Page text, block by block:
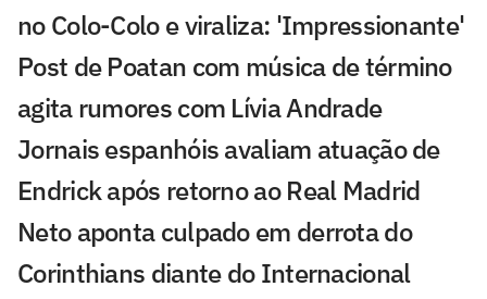
no Colo-Colo e viraliza: 'Impressionante'
Post de Poatan com música de término
agita rumores com Lívia Andrade
Jornais espanhóis avaliam atuação de
Endrick após retorno ao Real Madrid
Neto aponta culpado em derrota do
Corinthians diante do Internacional